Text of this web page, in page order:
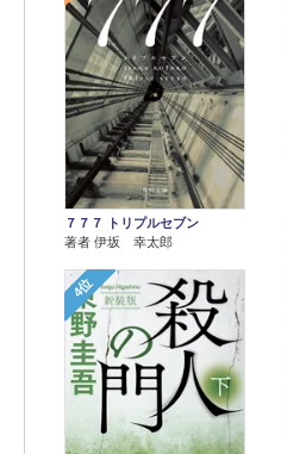
７７７ トリプルセブン
著者 伊坂 幸太郎
4位